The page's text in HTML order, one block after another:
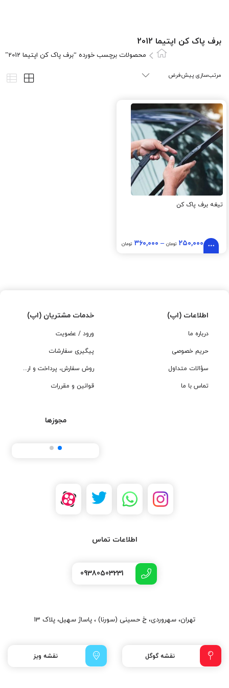
برف پاک کن اپتیما 2012
محصولات برچسب خورده “برف پاک کن اپتیما 2012”
تیغه برف پاک کن
۲۵۰,۰۰۰ تومان– ۳۶۰,۰۰۰ تومان
اطلاعات (اپ)
درباره ما
حریم خصوصی
سؤالات متداول
تماس با ما
خدمات مشتریان (اپ)
ورود / عضویت
پیگیری سفارشات
روش سفارش، پرداخت و ارسال
قوانین و مقررات
مجوزها
اطلاعات تماس
09380503231
تهران، سهروردی، خ حسینی (سورنا) ، پاساژ سهیل، پلاک 13
نقشه گوگل نقشه ویز